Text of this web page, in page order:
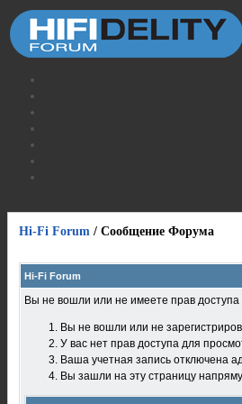
Hi-Fi Forum / Сообщение Форума
Hi-Fi Forum
Вы не вошли или не имеете прав
Вы не вошли или не
У вас нет прав доступа для
Ваша учетная запись отключена
Вы зашли на эту страницу